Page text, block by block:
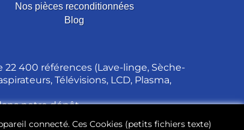
Nos pièces reconditionnées
Blog
400 références (Lave-linge, Sèche-
Télévisions, LCD, Plasma,
notre dépôt.
connecté. Ces Cookies (petits fichiers texte)